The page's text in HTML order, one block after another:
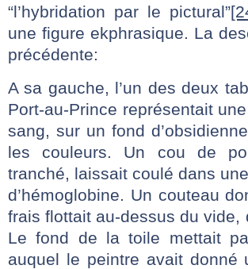
“l’hybridation par le pictural”
une figure ekphrasique. La
précédente:
A sa gauche, l’un des deux
Port-au-Prince représentait
sang, sur un fond
les couleurs. Un cou de
tranché, laissait coulé dans
d’hémoglobine. Un couteau
frais flottait au-dessus du vide,
Le fond de la toile mettait
auquel le peintre avait donné